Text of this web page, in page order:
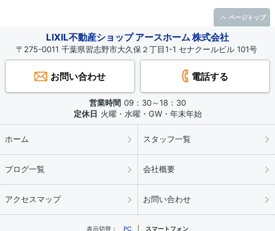
LIXIL不動産ショップ アースホーム 株式会社
〒275-0011 千葉県習志野市大久保２丁目1-1 セナクールビル 101号
お問い合わせ 電話する
営業時間 09：30～18：30
定休日 火曜・水曜・GW・年末年始
ホーム スタッフ一覧
ブログ一覧 会社概要
アクセスマップ お問い合わせ
表示切替： PC スマートフォン
ページトップ